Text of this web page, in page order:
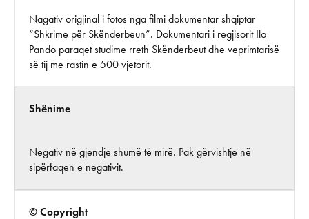
Nagativ origjinal i fotos nga filmi dokumentar shqiptar
“Shkrime për Skënderbeun”. Dokumentari i regjisorit Ilo
Pando paraqet studime rreth Skënderbeut dhe veprimtarisë
së tij me rastin e 500 vjetorit.
Shënime
Negativ në gjendje shumë të mirë. Pak gërvishtje në
sipërfaqen e negativit.
© Copyright